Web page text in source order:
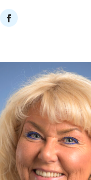
Del
på